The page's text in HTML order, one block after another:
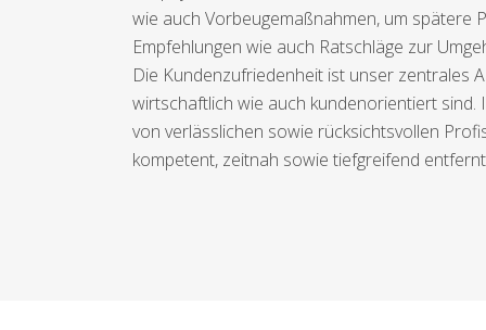
wie auch Vorbeugemaßnahmen, um spätere
Empfehlungen wie auch Ratschläge zur
Die Kundenzufriedenheit ist unser zentrales
wirtschaftlich wie auch kundenorientiert
von verlässlichen sowie rücksichtsvollen
kompetent, zeitnah sowie tiefgreifend